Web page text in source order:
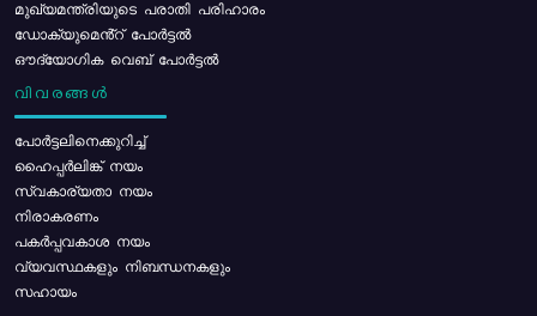
മുഖ്യമന്ത്രിയുടെ പരാതി പരിഹാരം
ഡോക്യുമെൻ്റ് പോർട്ടൽ
ഔദ്യോഗിക വെബ് പോർട്ടൽ
വിവരങ്ങൾ
പോര്‍ട്ടലിനെക്കുറിച്ച്
ഹൈപ്പർലിങ്ക് നയം
സ്വകാര്യതാ നയം
നിരാകരണം
പകർപ്പവകാശ നയം
വ്യവസ്ഥകളും നിബന്ധനകളും
സഹായം